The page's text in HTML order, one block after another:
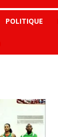
POLITIQUE